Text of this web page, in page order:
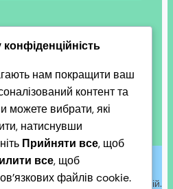
коментарів.
від адміністрації сайту і
у правових рамках – в
громадських організацій.
нам покращити ваш
контент та
можете вибрати, які
натиснувши
Прийняти все, щоб
все, щоб
файлів cookie.